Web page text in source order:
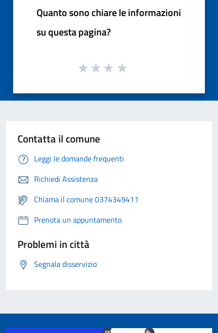
Quanto sono chiare le informazioni
su questa pagina?
Contatta il comune
Leggi le domande frequenti
Richiedi Assistenza
Chiama il comune 0374349411
Prenota un appuntamento
Problemi in città
Segnala disservizio